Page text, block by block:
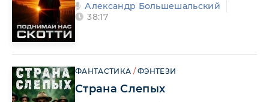
Александр Большешальский
38:17
ФАНТАСТИКА /ФЭНТЕЗИ
Страна Слепых